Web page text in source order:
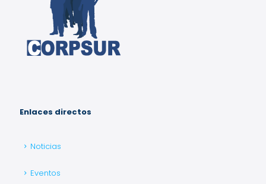
Enlaces directos
Noticias
Eventos